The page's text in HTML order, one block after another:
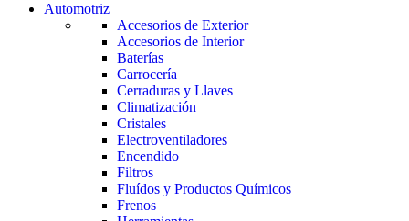
Automotriz
Accesorios de Exterior
Accesorios de Interior
Baterías
Carrocería
Cerraduras y Llaves
Climatización
Cristales
Electroventiladores
Encendido
Filtros
Fluídos y Productos Químicos
Frenos